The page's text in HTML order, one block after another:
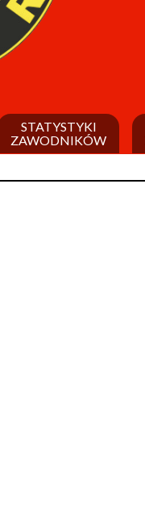
STATYSTYKI
ZAWODNIKÓW